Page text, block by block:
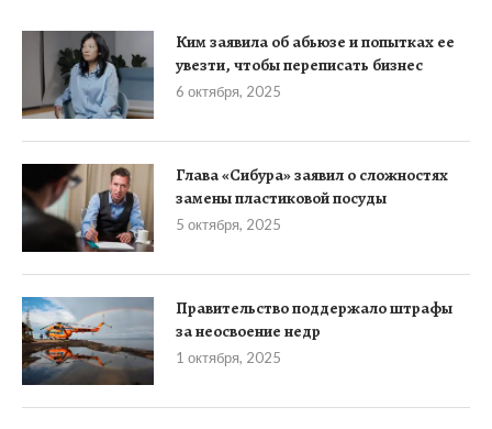
Ким заявила об абьюзе и попытках ее
увезти, чтобы переписать бизнес
6 октября, 2025
Глава «Сибура» заявил о сложностях
замены пластиковой посуды
5 октября, 2025
Правительство поддержало штрафы
за неосвоение недр
1 октября, 2025